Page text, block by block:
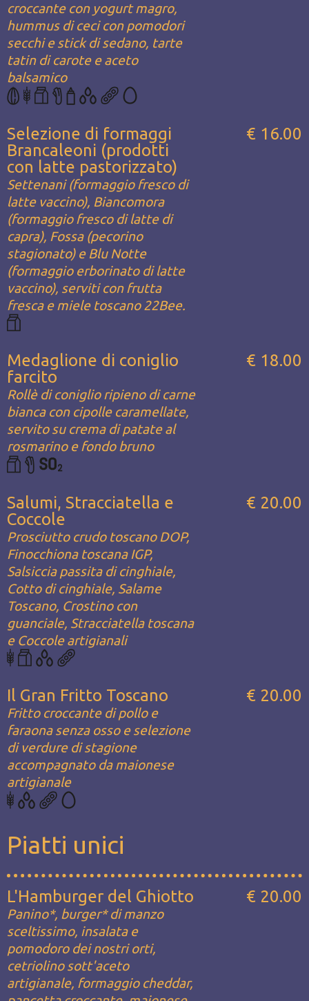
croccante con yogurt magro,
hummus di ceci con pomodori
secchi e stick di sedano, tarte
tatin di carote e aceto
balsamico
Selezione di formaggi
Brancaleoni (prodotti
con latte pastorizzato)
Settenani (formaggio fresco di
latte vaccino), Biancomora
(formaggio fresco di latte di
capra), Fossa (pecorino
stagionato) e Blu Notte
(formaggio erborinato di latte
vaccino), serviti con frutta
fresca e miele toscano 22Bee.
€ 16.00
Medaglione di coniglio
farcito
Rollè di coniglio ripieno di carne
bianca con cipolle caramellate,
servito su crema di patate al
rosmarino e fondo bruno
€ 18.00
Salumi, Stracciatella e
Coccole
Prosciutto crudo toscano DOP,
Finocchiona toscana IGP,
Salsiccia passita di cinghiale,
Cotto di cinghiale, Salame
Toscano, Crostino con
guanciale, Stracciatella toscana
e Coccole artigianali
€ 20.00
Il Gran Fritto Toscano
Fritto croccante di pollo e
faraona senza osso e selezione
di verdure di stagione
accompagnato da maionese
artigianale
€ 20.00
Piatti unici
L'Hamburger del Ghiotto
Panino*, burger* di manzo
sceltissimo, insalata e
pomodoro dei nostri orti,
cetriolino sott'aceto
artigianale, formaggio cheddar,
€ 20.00